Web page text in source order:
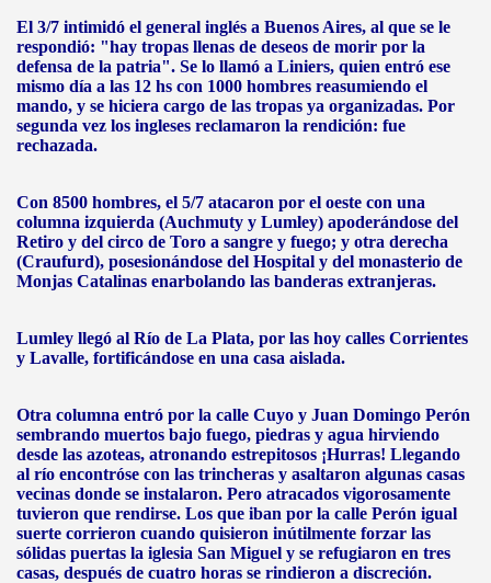
El 3/7 intimidó el general inglés a Buenos Aires, al que se le
respondió: "hay tropas llenas de deseos de morir por la
defensa de la patria". Se lo llamó a Liniers, quien entró ese
mismo día a las 12 hs con 1000 hombres reasumiendo el
mando, y se hiciera cargo de las tropas ya organizadas. Por
segunda vez los ingleses reclamaron la rendición: fue
rechazada.
Con 8500 hombres, el 5/7 atacaron por el oeste con una
columna izquierda (Auchmuty y Lumley) apoderándose del
Retiro y del circo de Toro a sangre y fuego; y otra derecha
(Craufurd), posesionándose del Hospital y del monasterio de
Monjas Catalinas enarbolando las banderas extranjeras.
Lumley llegó al Río de La Plata, por las hoy calles Corrientes
y Lavalle, fortificándose en una casa aislada.
Otra columna entró por la calle Cuyo y Juan Domingo Perón
sembrando muertos bajo fuego, piedras y agua hirviendo
desde las azoteas, atronando estrepitosos ¡Hurras! Llegando
al río encontróse con las trincheras y asaltaron algunas casas
vecinas donde se instalaron. Pero atracados vigorosamente
tuvieron que rendirse. Los que iban por la calle Perón igual
suerte corrieron cuando quisieron inútilmente forzar las
sólidas puertas la iglesia San Miguel y se refugiaron en tres
casas, después de cuatro horas se rindieron a discreción.